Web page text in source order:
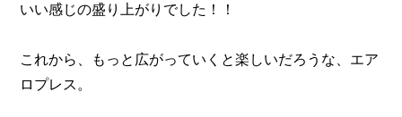
いい感じの盛り上がりでした！！
これから、もっと広がっていくと楽しいだろうな、エア
ロプレス。